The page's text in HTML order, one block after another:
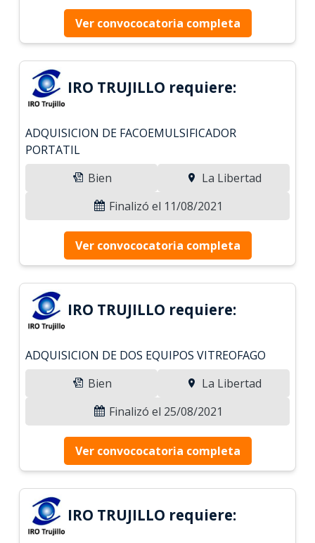
Ver convococatoria completa
IRO TRUJILLO requiere:
ADQUISICION DE FACOEMULSIFICADOR
PORTATIL
Bien
La Libertad
Finalizó el 11/08/2021
Ver convococatoria completa
IRO TRUJILLO requiere:
ADQUISICION DE DOS EQUIPOS VITREOFAGO
Bien
La Libertad
Finalizó el 25/08/2021
Ver convococatoria completa
IRO TRUJILLO requiere: